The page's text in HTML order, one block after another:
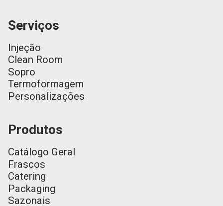
Serviços
Injeção
Clean Room
Sopro
Termoformagem
Personalizações
Produtos
Catálogo Geral
Frascos
Catering
Packaging
Sazonais